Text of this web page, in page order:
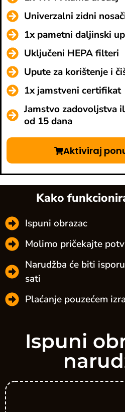
Univerzalni zidni
1x pametni daljinski
Uključeni HEPA filteri
Upute za korištenje i
1x jamstveni certifikat
Jamstvo zadovoljstva
od 15 dana
Aktiviraj
Kako
Ispuni obrazac
Molimo pričekajte
Narudžba će biti
sati
Plaćanje pouzećem
Ispuni